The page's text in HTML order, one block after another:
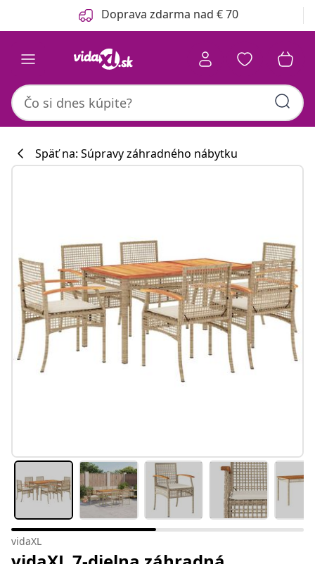
Predchádzajúce Doprava zdarma nad € 70
Späť na: Súpravy záhradného nábytku
vidaXL